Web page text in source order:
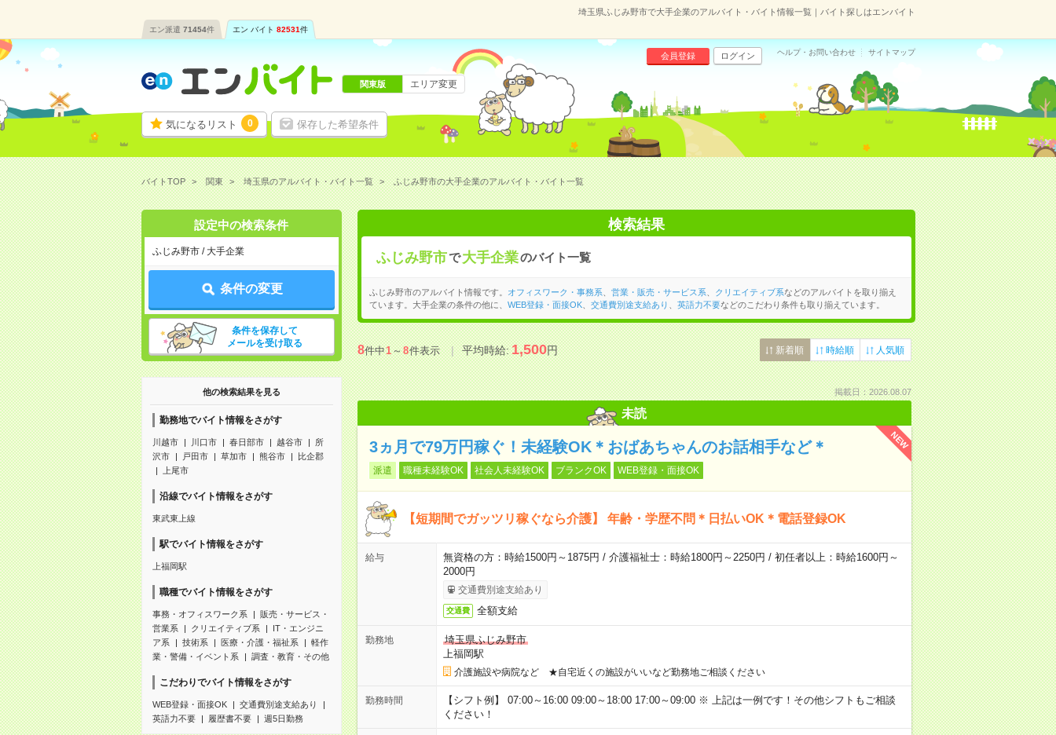
埼玉県ふじみ野市で大手企業のアルバイト・バイト情報一覧｜バイト探しはエンバイト
エン派遣 71454件 エン バイト 82531件
気になるリスト 0 保存した希望条件
会員登録 ログイン ヘルプ・お問い合わせ サイトマップ
関東版 エリア変更
バイトTOP 関東 埼玉県のアルバイト・バイト一覧 ふじみ野市の大手企業のアルバイト・バイト一覧
設定中の検索条件
ふじみ野市 / 大手企業
条件の変更
条件を保存して
メールを受け取る
他の検索結果を見る
勤務地でバイト情報をさがす
川越市 川口市 春日部市 越谷市
所
沢市
戸田市 草加市 熊谷市
比企郡
上尾市
沿線でバイト情報をさがす
東武東上線
駅でバイト情報をさがす
上福岡駅
職種でバイト情報をさがす
事務・オフィスワーク系
販売・サービス・
営業系
クリエイティブ系
IT・エンジニ
ア系
技術系 医療・介護・福祉系
軽作
業・警備・イベント系
調査・教育・その他
こだわりでバイト情報をさがす
WEB登録・面接OK
交通費別途支給あり
英語力不要
履歴書不要 週5日勤務
検索結果
ふじみ野市で 大手企業のバイト一覧
ふじみ野市のアルバイト情報です。 オフィスワーク・事務系 営業・販売・サービス系 クリエイティブ系などのアルバイトを取り揃え
ています。大手企業の条件の他に、 WEB登録・面接OK、 交通費別途支給あり 英語力不要などのこだわり条件も取り揃えています。
8件中1～8件表示 平均時給:1,500円 新着順 時給順 人気順
掲載日：2026.08.07
未読
NEW
3ヵ月で79万円稼ぐ！未経験OK＊おばあちゃんのお話相手など＊
派遣 職種未経験OK 社会人未経験OK ブランクOK WEB登録・面接OK
【短期間でガッツリ稼ぐなら介護】 年齢・学歴不問＊日払いOK＊電話登録OK
給与
無資格の方：時給1500円～1875円 / 介護福祉士：時給1800円～2250円 / 初任者以上：時給1600円～
2000円
交通費別途支給あり
交通費 全額支給
勤務地
埼玉県ふじみ野市
上福岡駅
介護施設や病院など ★自宅近くの施設がいいなど勤務地ご相談ください
勤務時間
【シフト例】 07:00～16:00 09:00～18:00 17:00～09:00 ※ 上記は一例です！その他シフトもご相談
ください！